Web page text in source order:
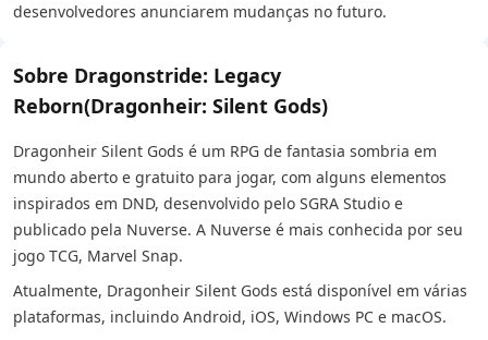
desenvolvedores anunciarem mudanças no futuro.
Sobre Dragonstride: Legacy
Reborn(Dragonheir: Silent Gods)
Dragonheir Silent Gods é um RPG de fantasia sombria em
mundo aberto e gratuito para jogar, com alguns elementos
inspirados em DND, desenvolvido pelo SGRA Studio e
publicado pela Nuverse. A Nuverse é mais conhecida por seu
jogo TCG, Marvel Snap.
Atualmente, Dragonheir Silent Gods está disponível em várias
plataformas, incluindo Android, iOS, Windows PC e macOS.